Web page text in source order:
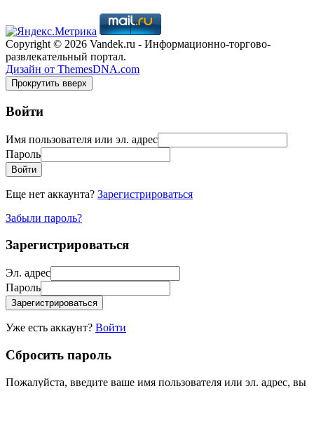
Copyright © 2026 Vandek.ru - Информационно-торгово-
развлекательный портал.
Дизайн от ThemesDNA.com
Прокрутить вверх
Войти
Имя пользователя или эл. адрес
Пароль
Войти
Еще нет аккаунта? Зарегистрироваться
Забыли пароль?
Зарегистрироваться
Эл. адрес
Пароль
Зарегистрироваться
Уже есть аккаунт? Войти
Сбросить пароль
Пожалуйста, введите ваше имя пользователя или эл. адрес, вы